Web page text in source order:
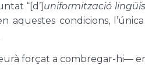
“[d’] uniformització
aquestes condicions,
forçat a combregar-hi—